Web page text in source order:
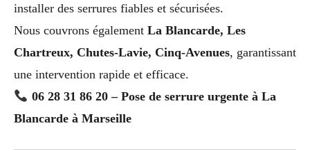
installer des serrures fiables et sécurisées.
Nous couvrons également La Blancarde, Les
Chartreux, Chutes-Lavie, Cinq-Avenues, garantissant
une intervention rapide et efficace.
06 28 31 86 20 – Pose de serrure urgente à La
Blancarde à Marseille